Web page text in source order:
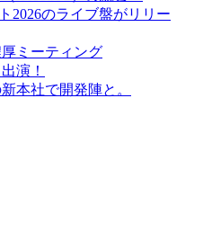
2026のライブ盤がリリー
ミーティング
演！
本社で開発陣と。